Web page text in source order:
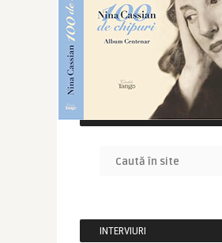
CAUTĂ ÎN SITE
INTERVIURI